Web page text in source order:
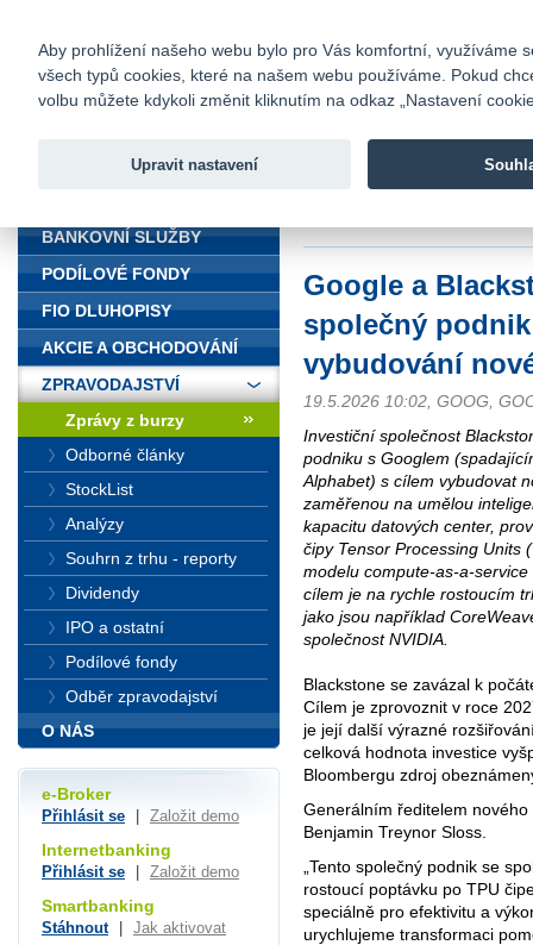
Fio banka
Fio banka
Google a
společný
vybudování
19.5.2026 10:02, GOOG,
Investiční společnost
podniku s Googlem
Alphabet) s cílem vybudovat
zaměřenou na umělou
kapacitu datových center,
čipy Tensor Processing Units
modelu compute-as-a-
cílem je na rychle rostoucím
jako jsou například
společnost NVIDIA.
Blackstone se zavázal k
Cílem je zprovoznit v roce
je její další výrazné
celková hodnota investice
Bloombergu zdroj
Generálním ředitelem
Benjamin Treynor Sloss.
„Tento společný podnik se
rostoucí poptávku po TPU
speciálně pro efektivitu a
urychlujeme transformaci
BANKOVNÍ SLUŽBY
PODÍLOVÉ FONDY
FIO DLUHOPISY
AKCIE A OBCHODOVÁNÍ
ZPRAVODAJSTVÍ
Zprávy z burzy
Odborné články
StockList
Analýzy
Souhrn z trhu - reporty
Dividendy
IPO a ostatní
Podílové fondy
Odběr zpravodajství
O NÁS
e-Broker
Přihlásit se Založit demo
Internetbanking
Přihlásit se Založit demo
Smartbanking
Stáhnout Jak aktivovat
Aby prohlížení našeho webu bylo pro Vás komfortní, využíváme
všech typů cookies, které na našem webu používáme. Pokud
volbu můžete kdykoli změnit kliknutím na odkaz „Nastavení
Upravit nastavení